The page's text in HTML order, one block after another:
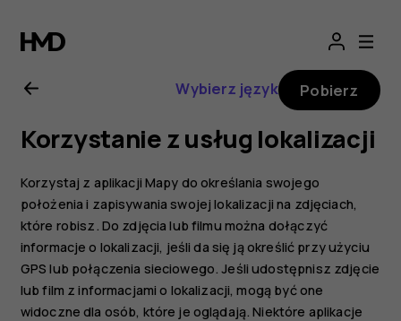
Instrukcja
obsługi
telefonu
Nokia
6.1
Wybierz język Pobierz
Korzystanie z usług lokalizacji
Korzystaj z aplikacji Mapy do określania swojego
położenia i zapisywania swojej lokalizacji na zdjęciach,
które robisz. Do zdjęcia lub filmu można dołączyć
informacje o lokalizacji, jeśli da się ją określić przy użyciu
GPS lub połączenia sieciowego. Jeśli udostępnisz zdjęcie
lub film z informacjami o lokalizacji, mogą być one
widoczne dla osób, które je oglądają. Niektóre aplikacje